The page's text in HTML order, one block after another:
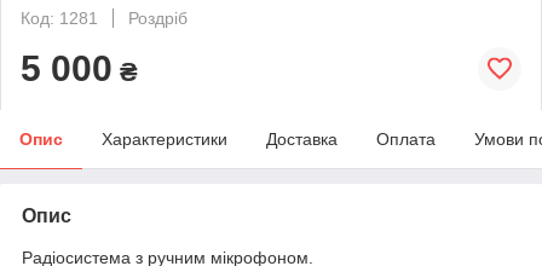
Код: 1281
Роздріб
5 000 ₴
Опис Характеристики Доставка Оплата Умови
Опис
Радіосистема з ручним мікрофоном.